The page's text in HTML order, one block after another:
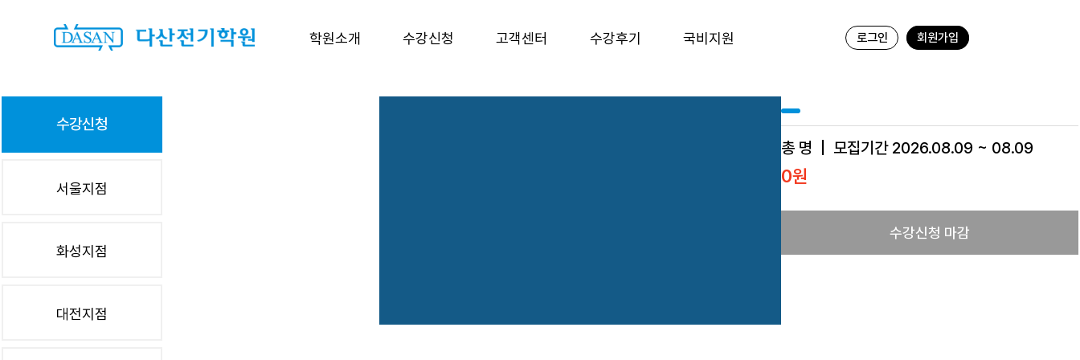
학원소개 수강신청 고객센터 수강후기 국비지원 로그인 회원가입
수강신청
서울지점
화성지점
대전지점
총 명 모집기간 2026.08.09 ~ 08.09
0원
수강신청 마감